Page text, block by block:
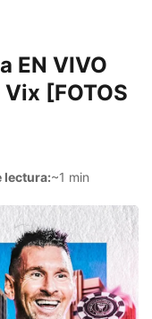
EN VIVO
[FOTOS
lectura:~1 min